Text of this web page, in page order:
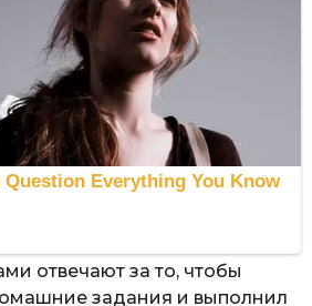
отвечают за то, чтобы
задания и выполнил